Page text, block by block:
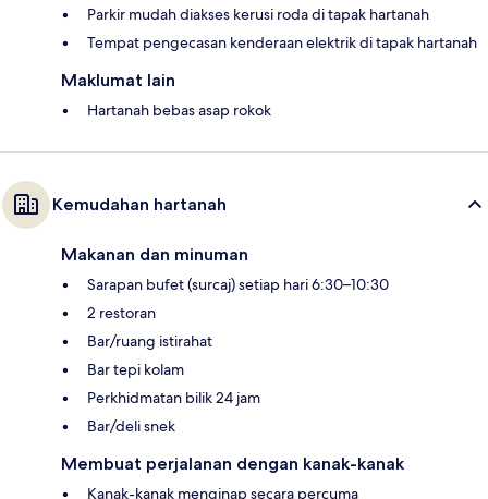
Parkir mudah diakses kerusi roda di tapak hartanah
Tempat pengecasan kenderaan elektrik di tapak hartanah
Maklumat lain
Hartanah bebas asap rokok
Kemudahan hartanah
Makanan dan minuman
Sarapan bufet (surcaj) setiap hari 6:30–10:30
2 restoran
Bar/ruang istirahat
Bar tepi kolam
Perkhidmatan bilik 24 jam
Bar/deli snek
Membuat perjalanan dengan kanak-kanak
Kanak-kanak menginap secara percuma